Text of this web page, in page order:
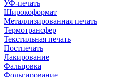
УФ-печать
Широкоформат
Металлизированная печать
Термотрансфер
Текстильная печать
Постпечать
Лакирование
Фальцовка
Фольгирование